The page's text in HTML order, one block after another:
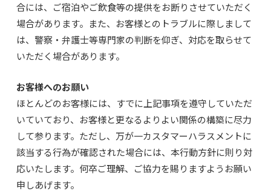
合には、ご宿泊やご飲食等の提供をお断りさせていただく
場合があります。また、お客様とのトラブルに際しまして
は、警察・弁護士等専門家の判断を仰ぎ、対応を取らせて
いただく場合があります。
お客様へのお願い
ほとんどのお客様には、すでに上記事項を遵守していただ
いていており、お客様と更なるよりよい関係の構築に尽力
して参ります。ただし、万が一カスタマーハラスメントに
該当する行為が確認された場合には、本行動方針に則り対
応いたします。何卒ご理解、ご協力を賜りますようお願い
申しあげます。